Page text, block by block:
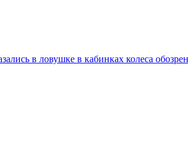
в ловушке в кабинках колеса